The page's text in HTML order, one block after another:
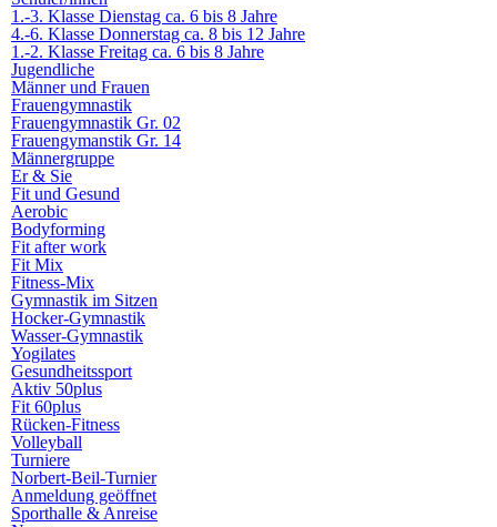
1.-3. Klasse Dienstag ca. 6 bis 8 Jahre
4.-6. Klasse Donnerstag ca. 8 bis 12 Jahre
1.-2. Klasse Freitag ca. 6 bis 8 Jahre
Jugendliche
Männer und Frauen
Frauengymnastik
Frauengymnastik Gr. 02
Frauengymanstik Gr. 14
Männergruppe
Er & Sie
Fit und Gesund
Aerobic
Bodyforming
Fit after work
Fit Mix
Fitness-Mix
Gymnastik im Sitzen
Hocker-Gymnastik
Wasser-Gymnastik
Yogilates
Gesundheitssport
Aktiv 50plus
Fit 60plus
Rücken-Fitness
Volleyball
Turniere
Norbert-Beil-Turnier
Anmeldung geöffnet
Sporthalle & Anreise